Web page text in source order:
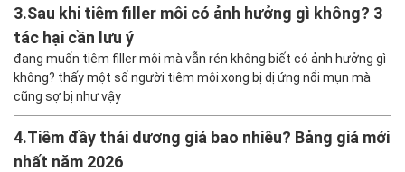
3.Sau khi tiêm filler môi có ảnh hưởng gì không? 3
tác hại cần lưu ý
đang muốn tiêm filler môi mà vẫn rén không biết có ảnh hưởng gì
không? thấy một số người tiêm môi xong bị dị ứng nổi mụn mà
cũng sợ bị như vậy
4.Tiêm đầy thái dương giá bao nhiêu? Bảng giá mới
nhất năm 2026